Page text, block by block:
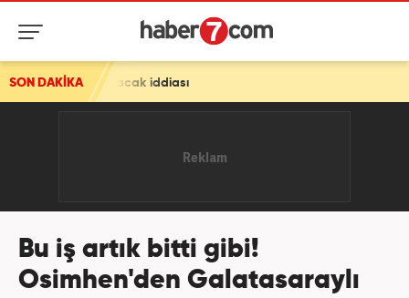
SON DAKİKA
iddiası
Bu iş artık bitti gibi!
Osimhen'den Galatasaraylı